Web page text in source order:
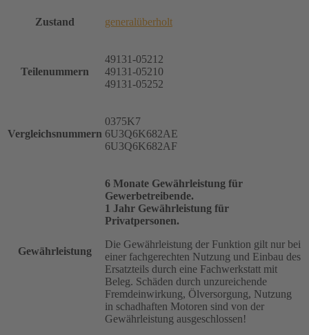
Zustand generalüberholt
Teilenummern
49131-05212
49131-05210
49131-05252
Vergleichsnummern
0375K7
6U3Q6K682AE
6U3Q6K682AF
Gewährleistung
6 Monate Gewährleistung für
Gewerbetreibende.
1 Jahr Gewährleistung für
Privatpersonen.
Die Gewährleistung der Funktion gilt nur bei
einer fachgerechten Nutzung und Einbau des
Ersatzteils durch eine Fachwerkstatt mit
Beleg. Schäden durch unzureichende
Fremdeinwirkung, Ölversorgung, Nutzung
in schadhaften Motoren sind von der
Gewährleistung ausgeschlossen!